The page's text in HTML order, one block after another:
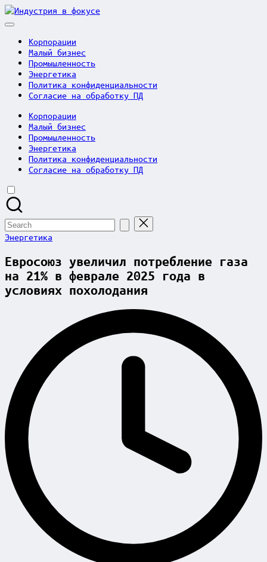
Skip
to
Индустрия
Корпорации
Малый бизнес
Промышленность
Энергетика
Политика конфиденциальности
Согласие на обработку ПД
Корпорации
Малый бизнес
Промышленность
Энергетика
Политика конфиденциальности
Согласие на обработку ПД
Search
for:
Posted
Энергетика
Евросоюз увеличил потребление газа
на 21% в феврале 2025 года в
условиях похолодания